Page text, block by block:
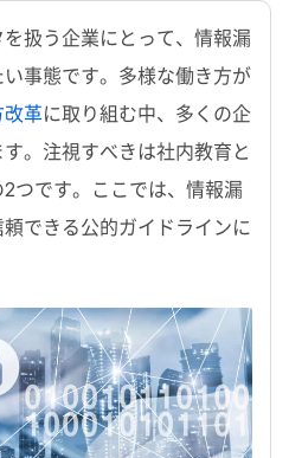
扱う企業にとって、情報漏
事態です。多様な働き方が
改革に取り組む中、多くの企
。注視すべきは社内教育と
つです。ここでは、情報漏
できる公的ガイドラインに